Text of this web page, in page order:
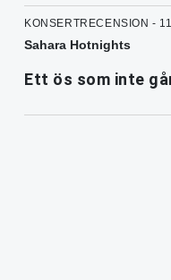
KONSERTRECENSION -
Sahara Hotnights
Ett ös som inte